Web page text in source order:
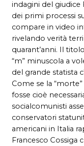
indagini del
dei primi processi
compare in video
rivelando verità
quarant’anni. Il
“m” minuscola a
del grande statista
Come se la
fosse cioè
socialcomunisti
conservatori
americani in Italia
Francesco